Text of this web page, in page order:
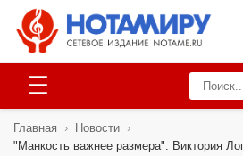
☰
Главная › Новости ›
"Манкость важнее размера": Виктория